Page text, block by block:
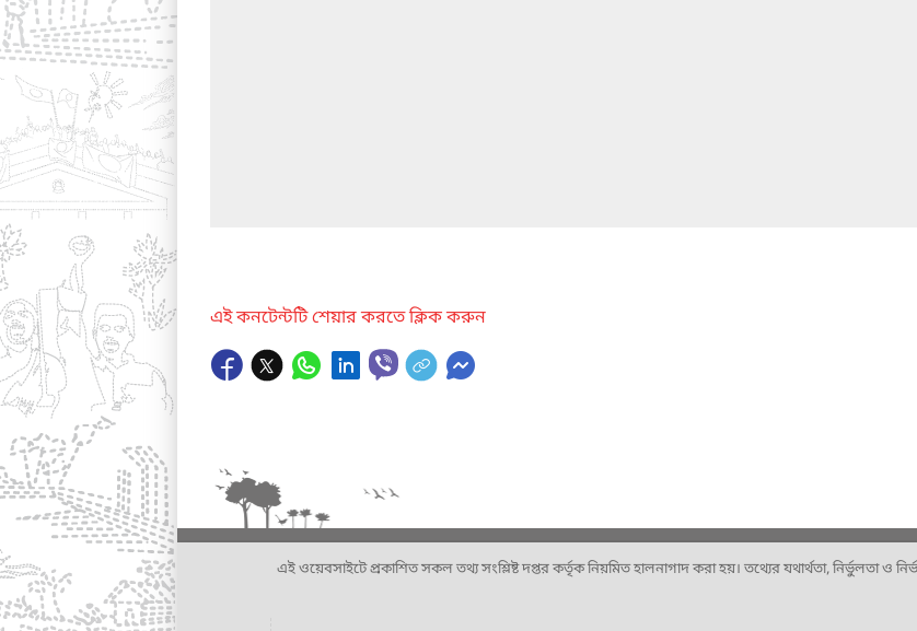
এই কনটেন্টটি শেয়ার করতে ক্লিক করুন
এই ওয়েবসাইটে প্রকাশিত সকল তথ্য সংশ্লিষ্ট দপ্তর কর্তৃক নিয়মিত হালনাগাদ করা হয়। তথ্যের যথার্থতা, নির্ভুলতা ও